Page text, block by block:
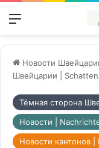
Меню
Новости
Швейцарии |
Тёмная сторона
Новости |
Новости кантонов